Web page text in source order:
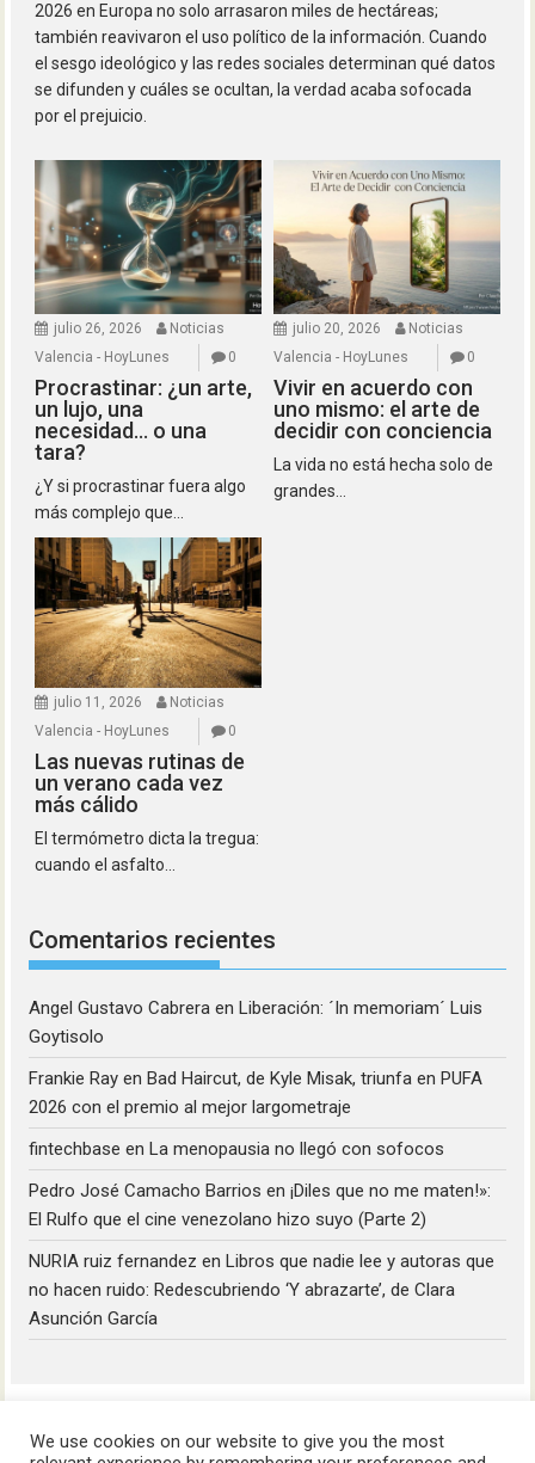
2026 en Europa no solo arrasaron miles de hectáreas;
también reavivaron el uso político de la información. Cuando
el sesgo ideológico y las redes sociales determinan qué datos
se difunden y cuáles se ocultan, la verdad acaba sofocada
por el prejuicio.
julio 26, 2026
Noticias
Valencia - HoyLunes
0
Procrastinar: ¿un arte,
un lujo, una
necesidad… o una
tara?
¿Y si procrastinar fuera algo
más complejo que...
julio 20, 2026
Noticias
Valencia - HoyLunes
0
Vivir en acuerdo con
uno mismo: el arte de
decidir con conciencia
La vida no está hecha solo de
grandes...
julio 11, 2026
Noticias
Valencia - HoyLunes
0
Las nuevas rutinas de
un verano cada vez
más cálido
El termómetro dicta la tregua:
cuando el asfalto...
Comentarios recientes
Angel Gustavo Cabrera enLiberación: ´In memoriam´ Luis
Goytisolo
Frankie Ray enBad Haircut, de Kyle Misak, triunfa en PUFA
2026 con el premio al mejor largometraje
fintechbase enLa menopausia no llegó con sofocos
Pedro José Camacho Barrios en¡Diles que no me maten!»:
El Rulfo que el cine venezolano hizo suyo (Parte 2)
NURIA ruiz fernandez enLibros que nadie lee y autoras que
no hacen ruido: Redescubriendo ‘Y abrazarte’, de Clara
Asunción García
We use cookies on our website to give you the most